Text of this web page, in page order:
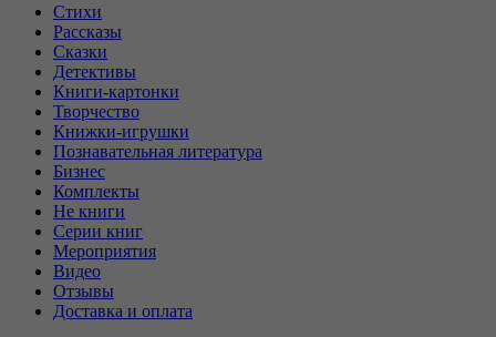
Стихи
Рассказы
Сказки
Детективы
Книги-картонки
Творчество
Книжки-игрушки
Познавательная литература
Бизнес
Комплекты
Не книги
Серии книг
Мероприятия
Видео
Отзывы
Доставка и оплата